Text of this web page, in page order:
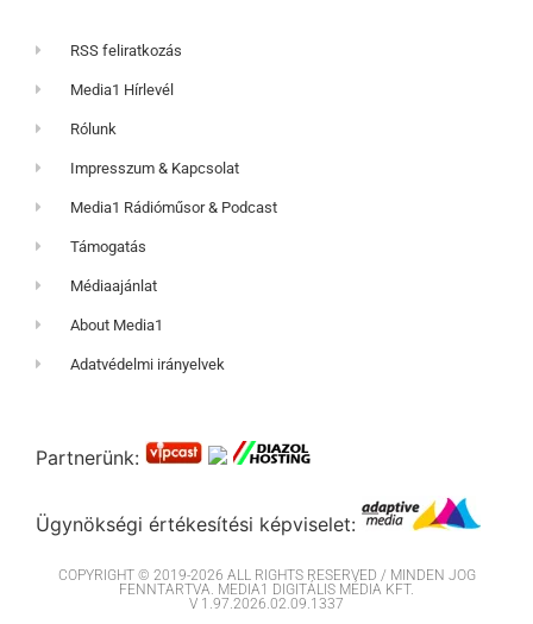
RSS feliratkozás
Media1 Hírlevél
Rólunk
Impresszum & Kapcsolat
Media1 Rádióműsor & Podcast
Támogatás
Médiaajánlat
About Media1
Adatvédelmi irányelvek
Partnerünk:
Ügynökségi értékesítési képviselet:
COPYRIGHT © 2019-2026 ALL RIGHTS RESERVED / MINDEN JOG
FENNTARTVA. MEDIA1 DIGITÁLIS MÉDIA KFT.
V 1.97.2026.02.09.1337